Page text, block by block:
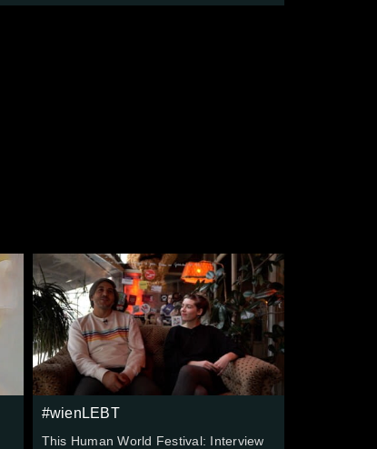
#wienLEBT
This Human World Festival: Interview